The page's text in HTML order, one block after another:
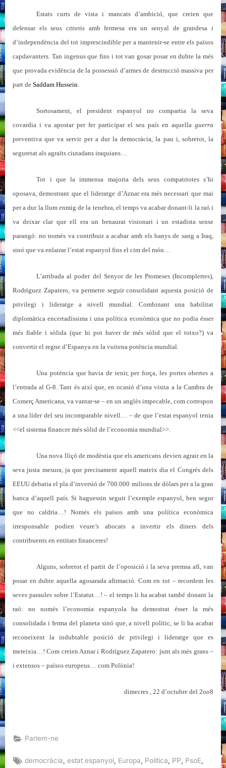
Estats curts de vista i mancats d’ambició, que creien que
defensar els seus criteris amb fermesa era un senyal de grandesa i
d’independència del tot imprescindible per a mantenir-se entre els països
capdavanters. Tan ingenus que fins i tot van gosar posar en dubte la més
que provada evidència de la possessió d’armes de destrucció massiva per
part de Saddam Hussein.
Sortosament, el president espanyol no compartia la seva
covardia i va apostar per fer participar el seu país en aquella guerra
preventiva que va servir per a dur la democràcia, la pau i, sobretot, la
seguretat als agraïts ciutadans iraquians…
Tot i que la immensa majoria dels seus compatriotes s’hi
oposava, demostrant que el lideratge d’Aznar era més necessari que mai
per a dur la llum enmig de la tenebra, el temps va acabar donant-li la raó i
va deixar clar que ell era un benaurat visionari i un estadista sense
parangó: no només va contribuir a acabar amb els banys de sang a Iraq,
sinó que va enlairar l’estat espanyol fins el cim del món…
L’arribada al poder del Senyor de les Promeses (Incomplertes),
Rodríguez Zapatero, va permetre seguir consolidant aquesta posició de
privilegi i lideratge a nivell mundial. Combinant una habilitat
diplomàtica encertadíssima i una política econòmica que no podia ésser
més fiable i sòlida (que hi pot haver de més sòlid que el totxo?) va
convertir el regne d’Espanya en la vuitena potència mundial.
Una potència que havia de tenir, per força, les portes obertes a
l’entrada al G-8. Tant és així que, en ocasió d’una visita a la Cambra de
Comerç Americana, va vantar-se – en un anglès impecable, com correspon
a una líder del seu incomparable nivell… – de que l’estat espanyol tenia
<<el sistema financer més sòlid de l’economia mundial>>.
Una nova lliçó de modèstia que els americans devien agrair en la
seva justa mesura, ja que precisament aquell mateix dia el Congrés dels
EEUU debatia el pla d’inversió de 700.000 milions de dòlars per a la gran
banca d’aquell país. Si haguessin seguit l’exemple espanyol, ben segur
que no caldria…! Només els països amb una política econòmica
irresponsable podien veure’s abocats a invertir els diners dels
contribuents en entitats financeres!
Alguns, sobretot el partit de l’oposició i la seva premsa afí, van
posar en dubte aquella agosarada afirmació. Com en tot – recordem les
seves paraules sobre l’Estatut…! – el temps li ha acabat també donant la
raó: no només l’economia espanyola ha demostrat ésser la més
consolidada i ferma del planeta sinó que, a nivell polític, se li ha acabat
reconeixent la indubtable posició de privilegi i lideratge que es
mereixia…! Com creien Aznar i Rodríguez Zapatero: junt als més grans –
i extensos – països europeus… com Polònia!
dimecres , 22 d’octubre del 2oo8
Parlem-ne
Tags:
democràcia ,estat espanyol Europa Política PP PsoE